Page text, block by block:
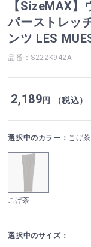
【SizeMAX
パーストレッ
ンツ LES
品番：S222K942A
2,189円 （税込）
選択中のカラー： こげ茶
こげ茶
選択中のサイズ：